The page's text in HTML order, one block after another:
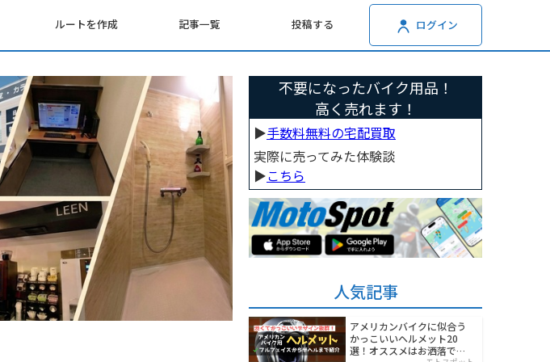
ルートを作成 記事一覧 投稿する ログイン
不要になったバイク用品！
高く売れます！
▶︎手数料無料の宅配買取
実際に売ってみた体験談
▶︎こちら
人気記事
アメリカンバイクに似合う
かっこいいヘルメット20
選！オススメはお洒落でワ